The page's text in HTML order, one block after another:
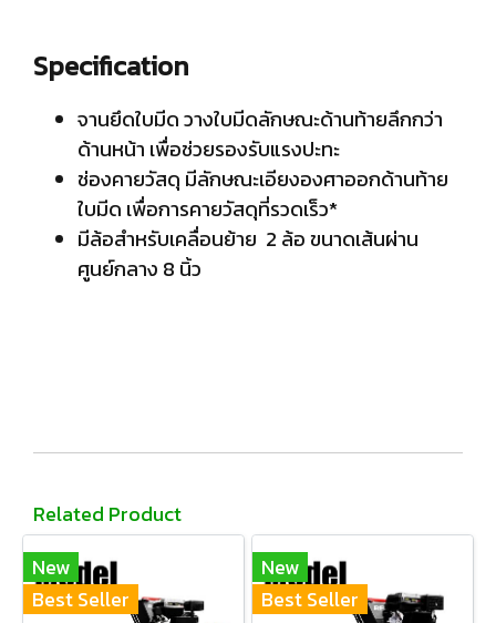
Specification
จานยึดใบมีด วางใบมีดลักษณะด้านท้ายลึกกว่า
ด้านหน้า เพื่อช่วยรองรับแรงปะทะ
ช่องคายวัสดุ มีลักษณะเอียงองศาออกด้านท้าย
ใบมีด เพื่อการคายวัสดุที่รวดเร็ว*
มีล้อสำหรับเคลื่อนย้าย 2 ล้อ ขนาดเส้นผ่าน
ศูนย์กลาง 8 นิ้ว
Related Product
New
Best Seller
New
Best Seller